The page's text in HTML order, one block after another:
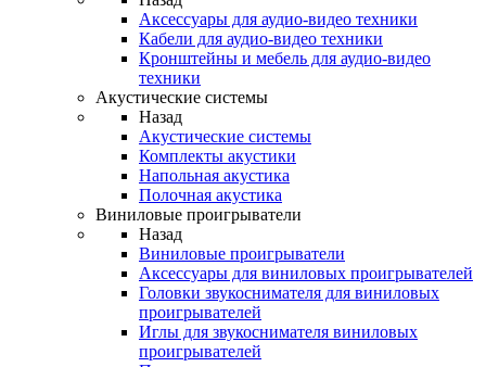
Аксессуары для аудио-видео техники
Кабели для аудио-видео техники
Кронштейны и мебель для аудио-видео
техники
Акустические системы
Назад
Акустические системы
Комплекты акустики
Напольная акустика
Полочная акустика
Виниловые проигрыватели
Назад
Виниловые проигрыватели
Аксессуары для виниловых проигрывателей
Головки звукоснимателя для виниловых
проигрывателей
Иглы для звукоснимателя виниловых
проигрывателей